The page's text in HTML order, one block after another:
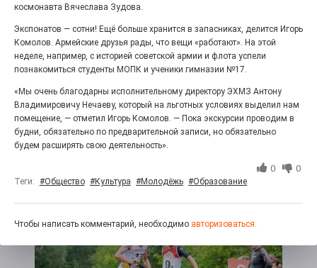
Юбилейным курсом
26.07.2026 0
Гордость за ордена! Заводская улица Горького
космонавта Вячеслава Зудова.
Экспонатов — сотни! Ещё больше хранится в запасниках, делится Игорь
Комолов. Армейские друзья рады, что вещи «работают». На этой
неделе, например, с историей советской армии и флота успели
познакомиться студенты МОПК и ученики гимназии №17.
«Мы очень благодарны исполнительному директору ЭХМЗ Антону
Владимировичу Нечаеву, который на льготных условиях выделил нам
помещение, — отметил Игорь Комолов. — Пока экскурсии проводим в
будни, обязательно по предварительной записи, но обязательно
будем расширять свою деятельность».
0 0
Теги: #Общество #Культура #Молодёжь #Образование
Чтобы написать комментарий, необходимо авторизоваться.